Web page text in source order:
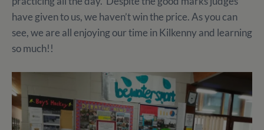
have given to us, we haven’t win the price. As you can
see, we are all enjoying our time in Kilkenny and learning
so much!!